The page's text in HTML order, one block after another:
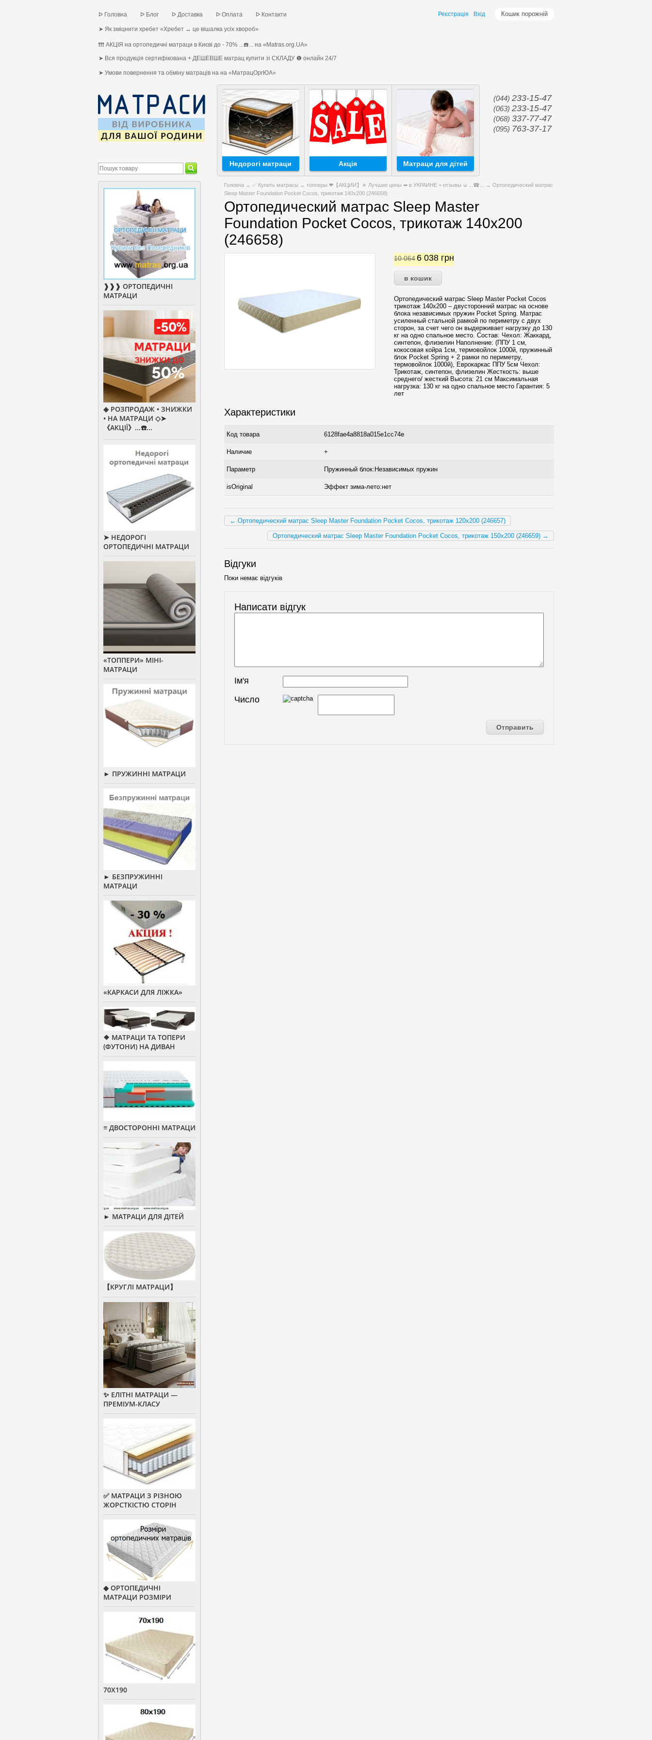
ᐅ Головна ᐅ Блог ᐅ Доставка ᐅ Оплата ᐅ Контакти
➤ Як зміцнити хребет «Хребет ↔ це вішалка усіх хвороб»
❗❗❗ АКЦІЯ на ортопедичні матраци в Києві до - 70% ...☎️... на «Matras.org.UA»
➤ Вся продукція сертифікована + ДЕШЕВШЕ матрац купити зі СКЛАДУ ❶ онлайн 24/7
➤ Умови повернення та обміну матраців на на «МатрацОргЮА»
Кошик порожній
Реєстрація Вхід
(044) 233-15-47
(063) 233-15-47
(068) 337-77-47
(095) 763-37-17
Недорогі матраци Акція Матраци для дітей
Головна → ✅ Купить матрасы ↔ топперы ❤【АКЦИИ】✴️ Лучшие цены ➡ в УКРАИНЕ + отзывы ➭ ...☎... → Ортопедический матрас
Sleep Master Foundation Pocket Cocos, трикотаж 140x200 (246658)
Ортопедический матрас Sleep Master
Foundation Pocket Cocos, трикотаж 140x200
(246658)
10 064 6 038 грн
Ортопедический матрас Sleep Master Pocket Cocos
трикотаж 140x200 – двусторонний матрас на основе
блока независимых пружин Pocket Spring. Матрас
усиленный стальной рамкой по периметру с двух
сторон, за счет чего он выдерживает нагрузку до 130
кг на одно спальное место. Состав: Чехол: Жаккард,
синтепон, флизелин Наполнение: (ППУ 1 см,
кокосовая койра 1см, термовойлок 1000й, пружинный
блок Pocket Spring + 2 рамки по периметру,
термовойлок 1000й), Еврокаркас ППУ 5см Чехол:
Трикотаж, синтепон, флизелин Жесткость: выше
среднего/ жесткий Высота: 21 см Максимальная
нагрузка: 130 кг на одно спальное место Гарантия: 5
лет
Характеристики
Код товара 6128fae4a8818a015e1cc74e
Наличие +
Параметр Пружинный блок:Независимых пружин
isOriginal Эффект зима-лето:нет
← Ортопедический матрас Sleep Master Foundation Pocket Cocos, трикотаж 120x200 (246657)
Ортопедический матрас Sleep Master Foundation Pocket Cocos, трикотаж 150x200 (246659) →
Відгуки
Поки немає відгуків
Написати відгук
Ім'я
Число
❱❱❱ ОРТОПЕДИЧНІ
МАТРАЦИ
◈ РОЗПРОДАЖ • ЗНИЖКИ
• НА МАТРАЦИ ◇➤
《АКЦІЇ》...☎️...
➤ НЕДОРОГІ
ОРТОПЕДИЧНІ МАТРАЦИ
«ТОППЕРИ» МІНІ-
МАТРАЦИ
► ПРУЖИННІ МАТРАЦИ
► БЕЗПРУЖИННІ
МАТРАЦИ
«КАРКАСИ ДЛЯ ЛІЖКА»
❖ МАТРАЦИ ТА ТОПЕРИ
(ФУТОНИ) НА ДИВАН
≡ ДВОСТОРОННІ МАТРАЦИ
► МАТРАЦИ ДЛЯ ДІТЕЙ
【КРУГЛІ МАТРАЦИ】
✨ ЕЛІТНІ МАТРАЦИ —
ПРЕМІУМ-КЛАСУ
✅ МАТРАЦИ З РІЗНОЮ
ЖОРСТКІСТЮ СТОРІН
◆ ОРТОПЕДИЧНІ
МАТРАЦИ РОЗМІРИ
70Х190